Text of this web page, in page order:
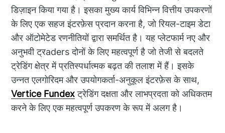
डिज़ाइन किया गया है। इसका मुख्य कार्य विभिन्न वित्तीय उपकरणों
के लिए एक सहज इंटरफ़ेस प्रदान करना है, जो रियल-टाइम डेटा
और ऑटोमेटेड रणनीतियों द्वारा समर्थित है। यह प्लेटफार्म नए और
अनुभवी ट्रaders दोनों के लिए महत्वपूर्ण है जो तेजी से बदलते
ट्रेडिंग क्षेत्र में प्रतिस्पर्धात्मक बढ़त की तलाश में हैं। इसके
उन्नत एलगोरिदम और उपयोगकर्ता-अनुकूल इंटरफ़ेस के साथ,
Vertice Fundexट्रेडिंग दक्षता और लाभप्रदता को अधिकतम
करने के लिए एक महत्वपूर्ण उपकरण के रूप में अलग है।